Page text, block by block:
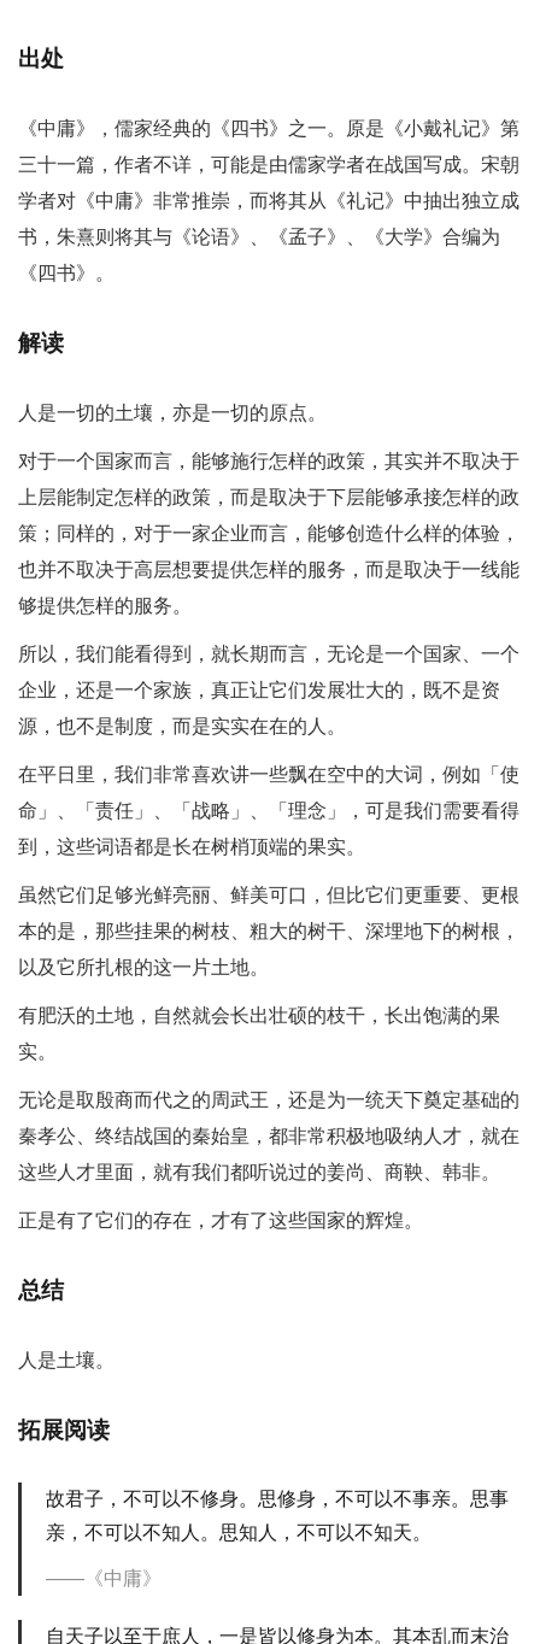
出处
《中庸》，儒家经典的《四书》之一。原是《小戴礼记》第
三十一篇，作者不详，可能是由儒家学者在战国写成。宋朝
学者对《中庸》非常推崇，而将其从《礼记》中抽出独立成
书，朱熹则将其与《论语》、《孟子》、《大学》合编为
《四书》。
解读
人是一切的土壤，亦是一切的原点。
对于一个国家而言，能够施行怎样的政策，其实并不取决于
上层能制定怎样的政策，而是取决于下层能够承接怎样的政
策；同样的，对于一家企业而言，能够创造什么样的体验，
也并不取决于高层想要提供怎样的服务，而是取决于一线能
够提供怎样的服务。
所以，我们能看得到，就长期而言，无论是一个国家、一个
企业，还是一个家族，真正让它们发展壮大的，既不是资
源，也不是制度，而是实实在在的人。
在平日里，我们非常喜欢讲一些飘在空中的大词，例如「使
命」、「责任」、「战略」、「理念」，可是我们需要看得
到，这些词语都是长在树梢顶端的果实。
虽然它们足够光鲜亮丽、鲜美可口，但比它们更重要、更根
本的是，那些挂果的树枝、粗大的树干、深埋地下的树根，
以及它所扎根的这一片土地。
有肥沃的土地，自然就会长出壮硕的枝干，长出饱满的果
实。
无论是取殷商而代之的周武王，还是为一统天下奠定基础的
秦孝公、终结战国的秦始皇，都非常积极地吸纳人才，就在
这些人才里面，就有我们都听说过的姜尚、商鞅、韩非。
正是有了它们的存在，才有了这些国家的辉煌。
总结
人是土壤。
拓展阅读
故君子，不可以不修身。思修身，不可以不事亲。思事
亲，不可以不知人。思知人，不可以不知天。
《中庸》
自天子以至于庶人，一是皆以修身为本。其本乱而末治